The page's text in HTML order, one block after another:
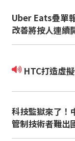
Uber Eats疊單
改善將按人連續
HTC打造虛
科技監獄來了！
管制技術者難出